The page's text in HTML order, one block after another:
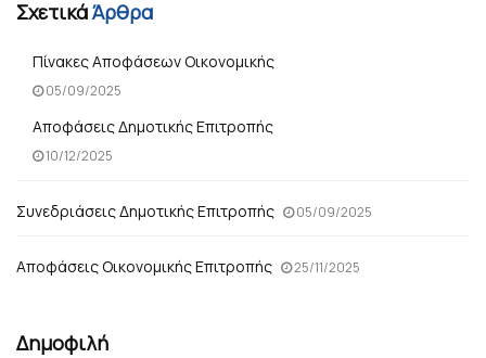
ΣχετικάΆρθρα
Πίνακες Αποφάσεων Οικονομικής
05/09/2025
Αποφάσεις Δημοτικής Επιτροπής
10/12/2025
Συνεδριάσεις Δημοτικής Επιτροπής 05/09/2025
Αποφάσεις Οικονομικής Επιτροπής 25/11/2025
Δημοφιλή